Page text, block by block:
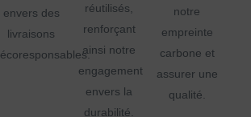
envers des
livraisons
écoresponsables.
réutilisés,
renforçant
ainsi notre
engagement
envers la
durabilité.
notre
empreinte
carbone et
assurer une
qualité.